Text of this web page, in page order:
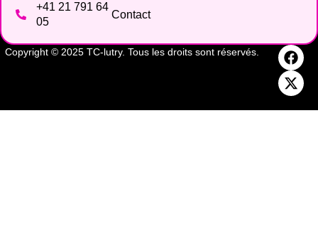
+41 21 791 64
05
Contact
Copyright © 2025 TC-lutry. Tous les droits sont réservés.